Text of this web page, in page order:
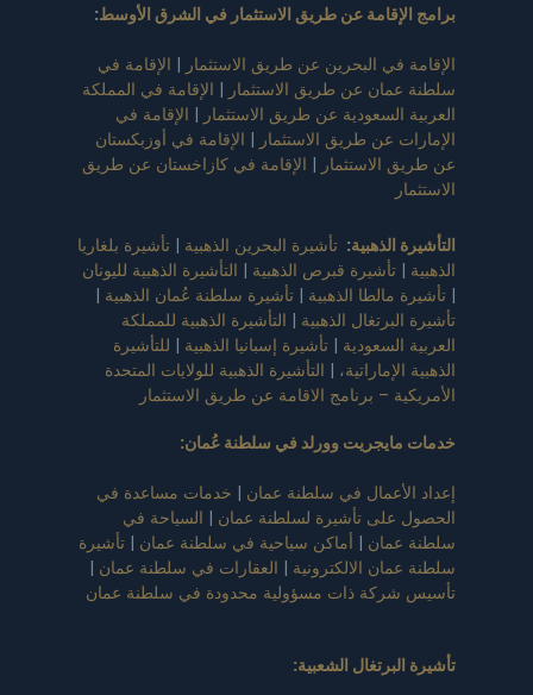
برامج الإقامة عن طريق الاستثمار في الشرق الأوسط:
الإقامة في البحرين عن طريق الاستثمار | الإقامة في
سلطنة عمان عن طريق الاستثمار | الإقامة في المملكة
العربية السعودية عن طريق الاستثمار | الإقامة في
الإمارات عن طريق الاستثمار | الإقامة في أوزبكستان
عن طريق الاستثمار | الإقامة في كازاخستان عن طريق
الاستثمار
التأشيرة الذهبية: تأشيرة البحرين الذهبية | تأشيرة بلغاريا
الذهبية | تأشيرة قبرص الذهبية | التأشيرة الذهبية لليونان
| تأشيرة مالطا الذهبية | تأشيرة سلطنة عُمان الذهبية |
تأشيرة البرتغال الذهبية | التأشيرة الذهبية للمملكة
العربية السعودية | تأشيرة إسبانيا الذهبية | للتأشيرة
الذهبية الإماراتية، | التأشيرة الذهبية للولايات المتحدة
الأمريكية – برنامج الاقامة عن طريق الاستثمار
خدمات مايجريت وورلد في سلطنة عُمان:
إعداد الأعمال في سلطنة عمان | خدمات مساعدة في
الحصول على تأشيرة لسلطنة عمان | السياحة في
سلطنة عمان | أماكن سياحية في سلطنة عمان | تأشيرة
سلطنة عمان الالكترونية | العقارات في سلطنة عمان |
تأسيس شركة ذات مسؤولية محدودة في سلطنة عمان
تأشيرة البرتغال الشعبية: